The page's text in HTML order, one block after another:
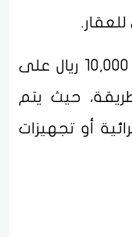
بينما يحصل من يتجاوز راتبهم 10,000 ريال على
الطريقة، حيث يتم
أو تجهيزات